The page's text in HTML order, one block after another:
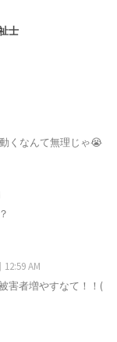
士
くなんて無理じゃ😭
AM
害者増やすなて！！(